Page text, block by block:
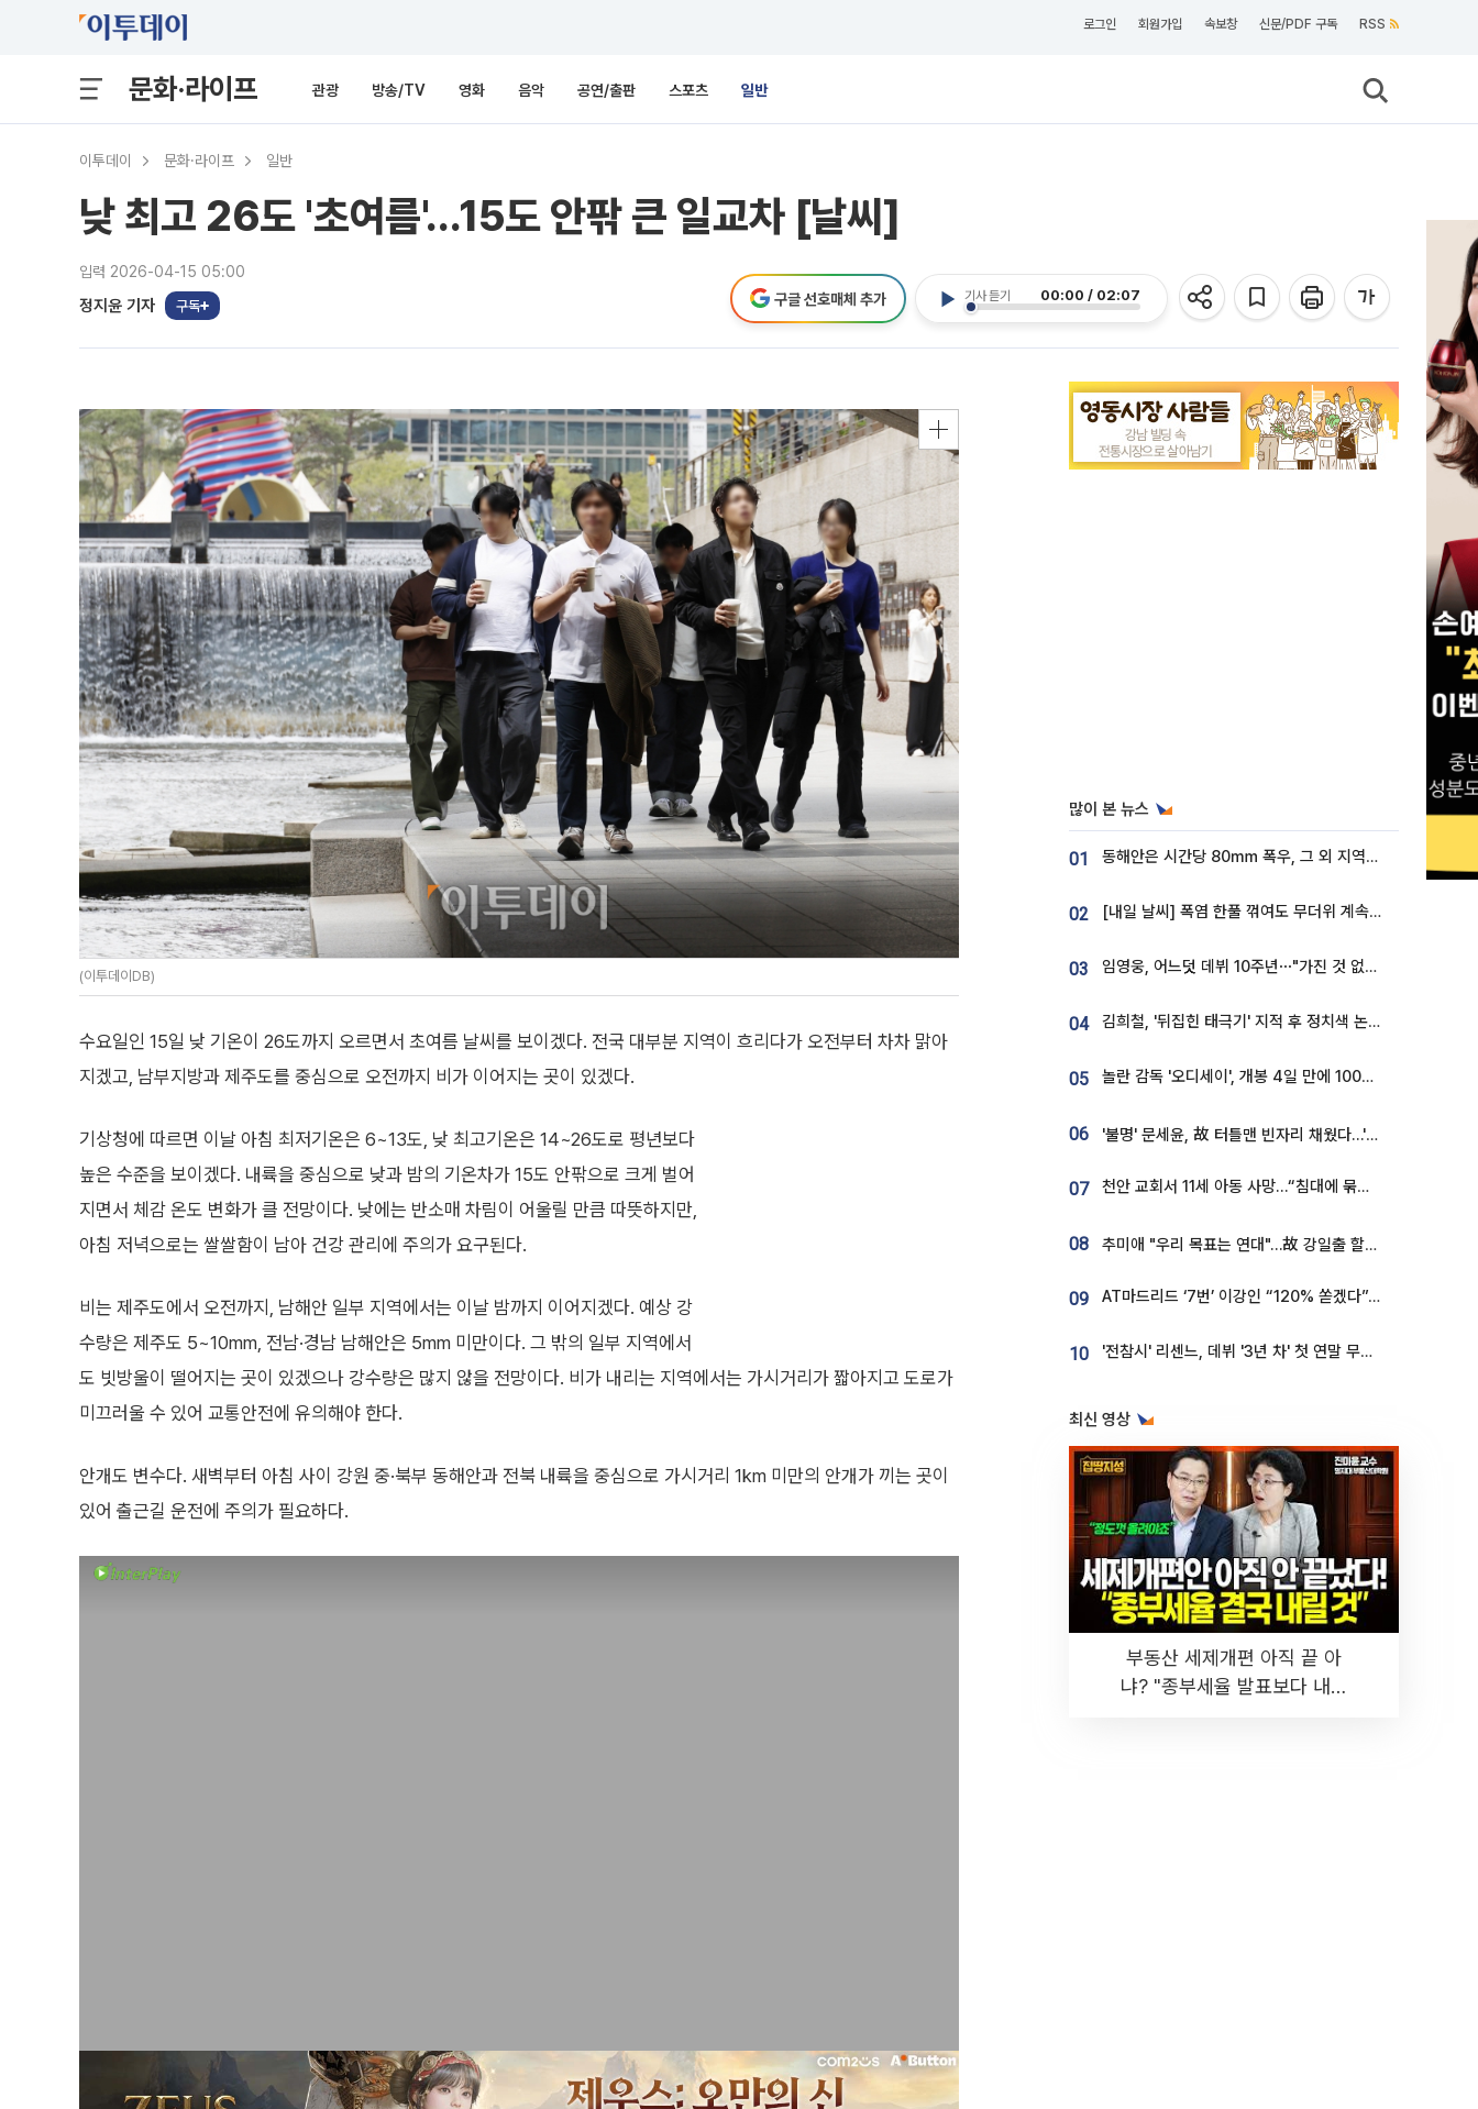
로그인 회원가입 속보창 신문/PDF 구독 RSS
문화·라이프 관광 방송/TV 영화 음악 공연/출판 스포츠 일반
이투데이 문화·라이프 일반
낮 최고 26도 '초여름'…15도 안팎 큰 일교차 [날씨]
입력 2026-04-15 05:00
정지윤 기자 구독
기사 듣기 00:00 / 02:07
구글 선호매체 추가
(이투데이DB)
수요일인 15일 낮 기온이 26도까지 오르면서 초여름 날씨를 보이겠다. 전국 대부분 지역이 흐리다가 오전부터 차차 맑아
지겠고, 남부지방과 제주도를 중심으로 오전까지 비가 이어지는 곳이 있겠다.
기상청에 따르면 이날 아침 최저기온은 6~13도, 낮 최고기온은 14~26도로 평년보다
높은 수준을 보이겠다. 내륙을 중심으로 낮과 밤의 기온차가 15도 안팎으로 크게 벌어
지면서 체감 온도 변화가 클 전망이다. 낮에는 반소매 차림이 어울릴 만큼 따뜻하지만,
아침 저녁으로는 쌀쌀함이 남아 건강 관리에 주의가 요구된다.
비는 제주도에서 오전까지, 남해안 일부 지역에서는 이날 밤까지 이어지겠다. 예상 강
수량은 제주도 5~10mm, 전남·경남 남해안은 5mm 미만이다. 그 밖의 일부 지역에서
도 빗방울이 떨어지는 곳이 있겠으나 강수량은 많지 않을 전망이다. 비가 내리는 지역에서는 가시거리가 짧아지고 도로가
미끄러울 수 있어 교통안전에 유의해야 한다.
안개도 변수다. 새벽부터 아침 사이 강원 중·북부 동해안과 전북 내륙을 중심으로 가시거리 1km 미만의 안개가 끼는 곳이
있어 출근길 운전에 주의가 필요하다.
많이 본 뉴스
01 동해안은 시간당 80㎜ 폭우, 그 외 지역은 폭염…‘극과 극 날씨’
02 [내일 날씨] 폭염 한풀 꺾여도 무더위 계속⋯동해안 이틀 연속 비
03 임영웅, 어느덧 데뷔 10주년⋯"가진 것 없던 시절, 내 앞엔 20명의 팬뿐"
04 김희철, '뒤집힌 태극기' 지적 후 정치색 논란…"좌우 떠나 우리나라 국기"
05 놀란 감독 '오디세이', 개봉 4일 만에 100만 돌파⋯'왕사남' 보다 빠르다
06 '불명' 문세윤, 故 터틀맨 빈자리 채웠다…'거북이' 눈물의 최종 우승
07 천안 교회서 11세 아동 사망…“침대에 묶여 있었다” 진술 확보
08 추미애 "우리 목표는 연대"…故 강일출 할머니 흉상 제막
09 AT마드리드 ‘7번’ 이강인 “120% 쏟겠다”⋯시메오네 감독 “필요한 선수”
10 '전참시' 리센느, 데뷔 '3년 차' 첫 연말 무대 오른다⋯"그동안 섭외 안 와"
최신 영상
부동산 세제개편 아직 끝 아
냐? "종부세율 발표보다 내릴